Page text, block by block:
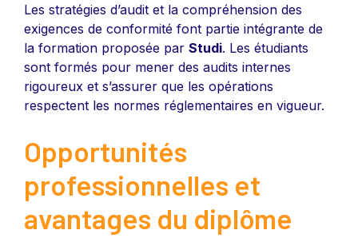
Les stratégies d’audit et la compréhension des
exigences de conformité font partie intégrante de
la formation proposée par Studi. Les étudiants
sont formés pour mener des audits internes
rigoureux et s’assurer que les opérations
respectent les normes réglementaires en vigueur.
Opportunités
professionnelles et
avantages du diplôme